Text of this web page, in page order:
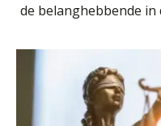
de belanghebbende